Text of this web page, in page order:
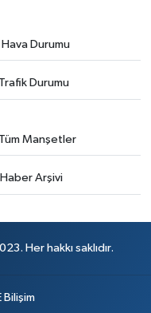
Hava Durumu
Trafik Durumu
Tüm Manşetler
Haber Arşivi
Her hakkı saklıdır.
Bilişim